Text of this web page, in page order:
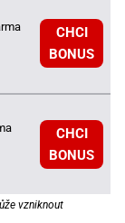
CHCI
BONUS
CHCI
BONUS
vzniknout